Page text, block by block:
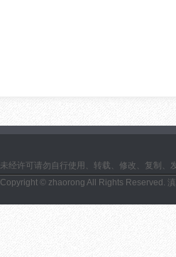
未经许可请勿自行使用、转载、修改、复制
Copyright © zhaorong All Rights Reserved.